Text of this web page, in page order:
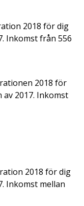
2018 för dig
Inkomst från 556
2018 för
2017. Inkomst
2018 för dig
Inkomst mellan